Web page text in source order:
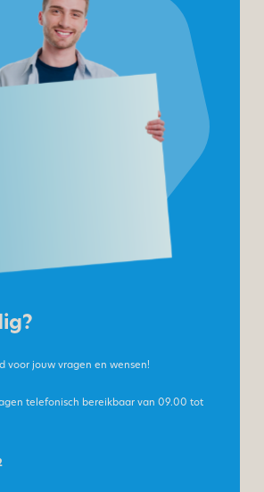
voor jouw vragen en wensen!
telefonisch bereikbaar van09.00 tot